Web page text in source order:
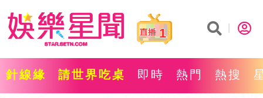
1
針線緣 請世界吃桌 即時 熱門 熱搜